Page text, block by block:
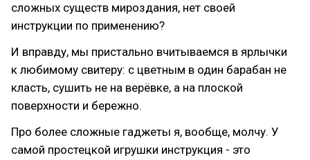
сложных существ мироздания, нет своей
инструкции по применению?
И вправду, мы пристально вчитываемся в ярлычки
к любимому свитеру: с цветным в один барабан не
класть, сушить не на верёвке, а на плоской
поверхности и бережно.
Про более сложные гаджеты я, вообще, молчу. У
самой простецкой игрушки инструкция - это